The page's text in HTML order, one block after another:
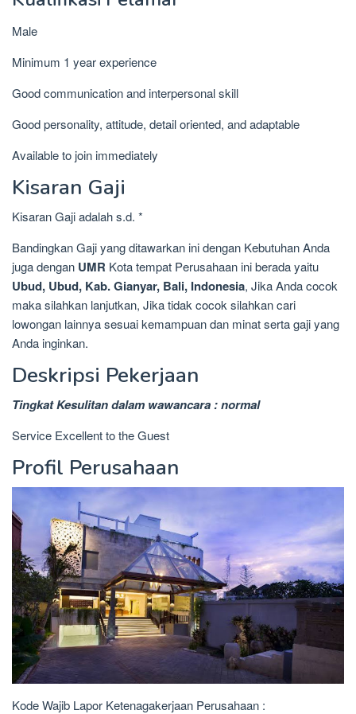
Male
Minimum 1 year experience
Good communication and interpersonal skill
Good personality, attitude, detail oriented, and adaptable
Available to join immediately
Kisaran Gaji
Kisaran Gaji adalah s.d. *
Bandingkan Gaji yang ditawarkan ini dengan Kebutuhan Anda
juga dengan UMR Kota tempat Perusahaan ini berada yaitu
Ubud, Ubud, Kab. Gianyar, Bali, Indonesia, Jika Anda cocok
maka silahkan lanjutkan, Jika tidak cocok silahkan cari
lowongan lainnya sesuai kemampuan dan minat serta gaji yang
Anda inginkan.
Deskripsi Pekerjaan
Tingkat Kesulitan dalam wawancara : normal
Service Excellent to the Guest
Profil Perusahaan
Kode Wajib Lapor Ketenagakerjaan Perusahaan :